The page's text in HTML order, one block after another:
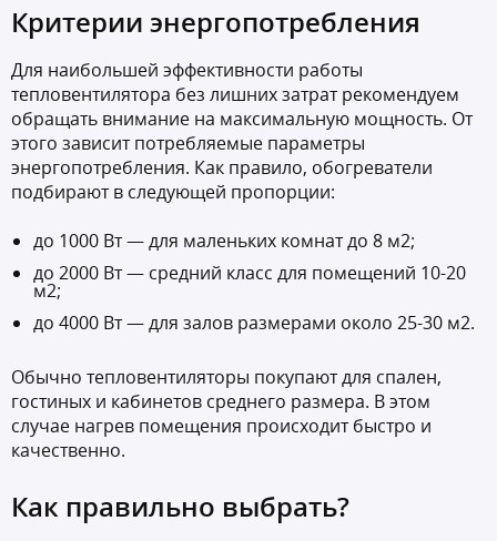
Критерии энергопотребления
Для наибольшей эффективности работы
тепловентилятора без лишних затрат рекомендуем
обращать внимание на максимальную мощность. От
этого зависит потребляемые параметры
энергопотребления. Как правило, обогреватели
подбирают в следующей пропорции:
до 1000 Вт — для маленьких комнат до 8 м2;
до 2000 Вт — средний класс для помещений 10-20
м2;
до 4000 Вт — для залов размерами около 25-30 м2.
Обычно тепловентиляторы покупают для спален,
гостиных и кабинетов среднего размера. В этом
случае нагрев помещения происходит быстро и
качественно.
Как правильно выбрать?